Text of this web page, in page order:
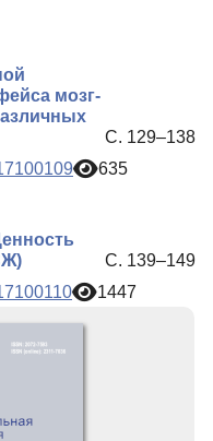
мозг-
С. 129–138
635
С. 139–149
1447